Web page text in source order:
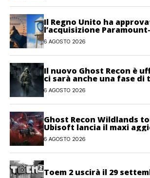
Il Regno Unito ha
l’acquisizione
Discovery
6 AGOSTO 2026
Il nuovo Ghost Recon è
ci sarà anche una fase di
6 AGOSTO 2026
Ghost Recon Wildlands
Ubisoft lancia il maxi
gratuito Last Rites
6 AGOSTO 2026
Toem 2 uscirà il 29